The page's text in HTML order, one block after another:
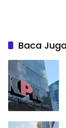
Baca